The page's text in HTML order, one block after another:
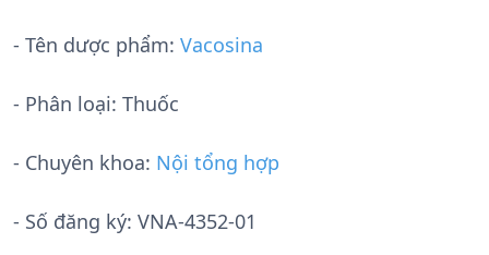
- Tên dược phẩm: Vacosina
- Phân loại: Thuốc
- Chuyên khoa: Nội tổng hợp
- Số đăng ký: VNA-4352-01